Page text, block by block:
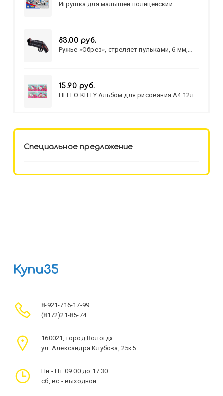
Игрушка для малышей полицейский
83.00 руб.
Ружье «Обрез», стреляет пульками, 6 мм,
15.90 руб.
HELLO KITTY Альбом для рисования А4 12л.
Специальное предложение
Купи35
8-921-716-17-99
(8172)21-85-74
160021, город Вологда
ул. Александра Клубова, 25к5
Пн - Пт 09.00 до 17.30
сб, вс - выходной